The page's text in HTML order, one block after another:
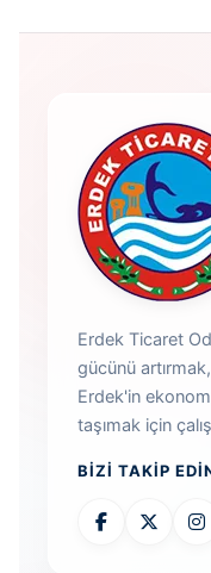
Erdek Ticaret
gücünü
Erdek'in
taşımak için
BIZI TAKIP